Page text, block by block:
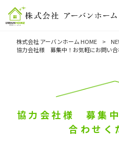
株式会社 アーバンホーム HOME >
協力会社様 募集中！お気軽にお問い合
協力会社様 募集
合わせく